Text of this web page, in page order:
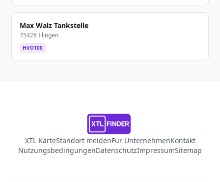
Max Walz Tankstelle
75428 Illingen
HVO100
XTL KarteStandort meldenFür UnternehmenKontakt
NutzungsbedingungenDatenschutzImpressumSitemap